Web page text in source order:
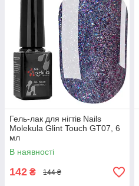
Гель-лак для нігтів Nails
Molekula Glint Touch GT07, 6
мл
В наявності
142 ₴ 144 ₴